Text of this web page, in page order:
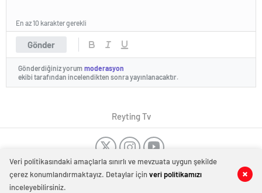
Haber Merkezi
0 0
Gönder
En az 10 karakter gerekli
Gönderdiğiniz yorum moderasyon
ekibi tarafından incelendikten sonra yayınlanacaktır.
Reyting Tv
Veri politikasındaki amaçlarla sınırlı ve mevzuata uygun şekilde
çerez konumlandırmaktayız. Detaylar içinveri politikamızı
inceleyebilirsiniz.
Dost SitelerTanıtım Yazısı -Düğün Dansı Kursu-Dans Kursu
Bakırköy
-Kombi tamiri İstanbul Kombi servisi İstanbul
Evden